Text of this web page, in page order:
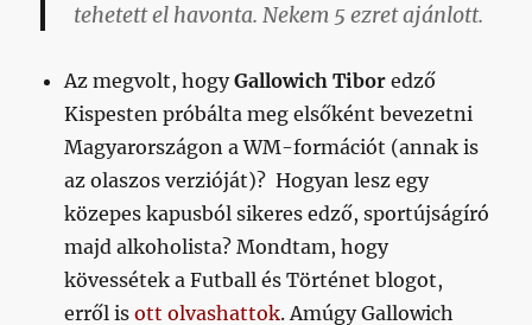
tehetett el havonta. Nekem 5 ezret ajánlott.
Az megvolt, hogyGallowich Tibor edző
Kispesten próbálta meg elsőként bevezetni
Magyarországon a WM-formációt (annak is
az olaszos verzióját)? Hogyan lesz egy
közepes kapusból sikeres edző, sportújságíró
majd alkoholista? Mondtam, hogy
kövessétek a Futball és Történet blogot,
erről isott olvashattok. Amúgy Gallowich